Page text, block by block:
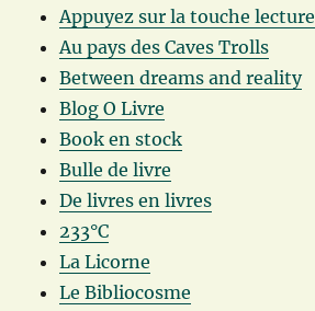
Appuyez sur la touche lecture
Au pays des Caves Trolls
Between dreams and reality
Blog O Livre
Book en stock
Bulle de livre
De livres en livres
233°C
La Licorne
Le Bibliocosme